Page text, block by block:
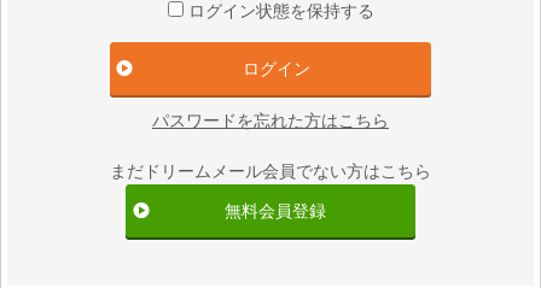
ログイン状態を保持する
パスワードを忘れた方はこちら
まだドリームメール会員でない方はこちら
無料会員登録